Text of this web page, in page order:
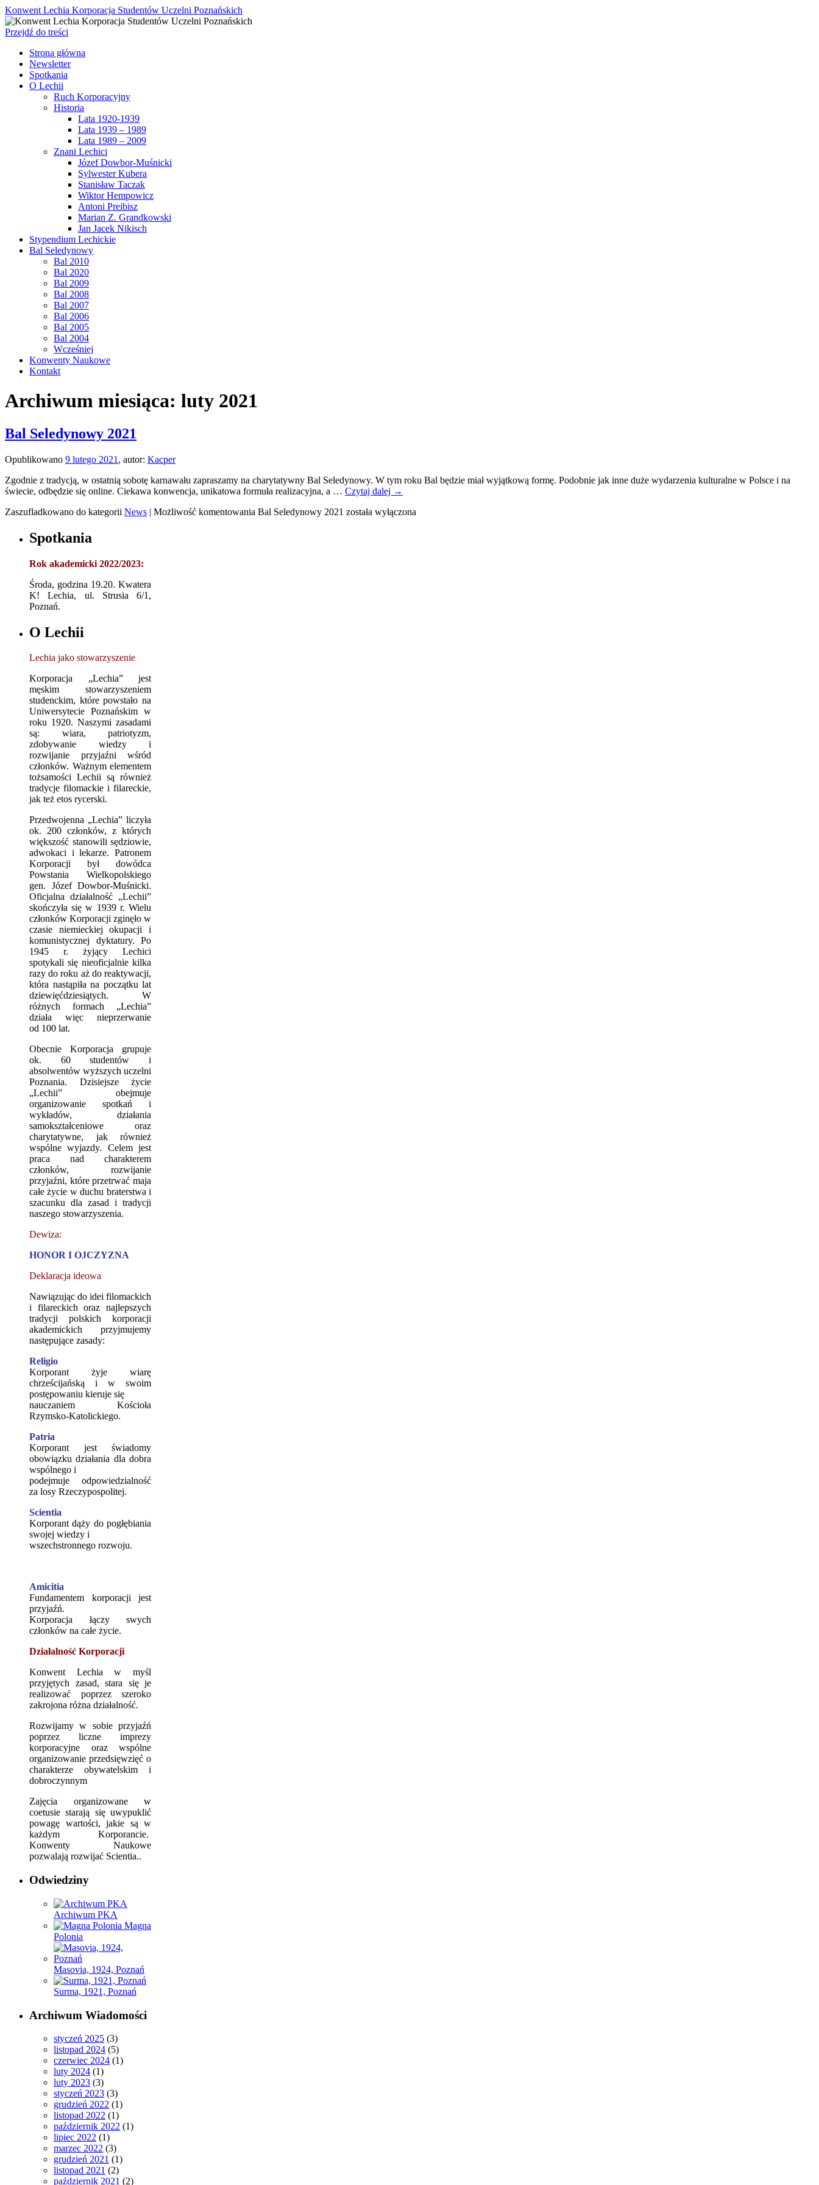
Konwent Lechia Korporacja Studentów Uczelni Poznańskich
Przejdź do treści
Strona główna
Newsletter
Spotkania
O Lechii
Ruch Korporacyjny
Historia
Lata 1920-1939
Lata 1939 – 1989
Lata 1989 – 2009
Znani Lechici
Józef Dowbor-Muśnicki
Sylwester Kubera
Stanisław Taczak
Wiktor Hempowicz
Antoni Preibisz
Marian Z. Grandkowski
Jan Jacek Nikisch
Stypendium Lechickie
Bal Seledynowy
Bal 2010
Bal 2020
Bal 2009
Bal 2008
Bal 2007
Bal 2006
Bal 2005
Bal 2004
Wcześniej
Konwenty Naukowe
Kontakt
Archiwum miesiąca: luty 2021
Bal Seledynowy 2021
Opublikowano 9 lutego 2021 , autor: Kacper
Zgodnie z tradycją, w ostatnią sobotę karnawału zapraszamy na charytatywny Bal Seledynowy. W tym roku Bal będzie miał wyjątkową formę. Podobnie jak inne duże wydarzenia kulturalne w Polsce i na
świecie, odbędzie się online. Ciekawa konwencja, unikatowa formuła realizacyjna, a … Czytaj dalej →
Zaszufladkowano do kategorii News | Możliwość komentowania Bal Seledynowy 2021 została wyłączona
Spotkania
Rok akademicki 2022/2023:
Środa, godzina 19.20. Kwatera
K! Lechia, ul. Strusia 6/1,
Poznań.
O Lechii
Lechia jako stowarzyszenie
Korporacja „Lechia” jest
męskim stowarzyszeniem
studenckim, które powstało na
Uniwersytecie Poznańskim w
roku 1920. Naszymi zasadami
są: wiara, patriotyzm,
zdobywanie wiedzy i
rozwijanie przyjaźni wśród
członków. Ważnym elementem
tożsamości Lechii są również
tradycje filomackie i filareckie,
jak też etos rycerski.
Przedwojenna „Lechia” liczyła
ok. 200 członków, z których
większość stanowili sędziowie,
adwokaci i lekarze. Patronem
Korporacji był dowódca
Powstania Wielkopolskiego
gen. Józef Dowbor-Muśnicki.
Oficjalna działalność „Lechii”
skończyła się w 1939 r. Wielu
członków Korporacji zginęło w
czasie niemieckiej okupacji i
komunistycznej dyktatury. Po
1945 r. żyjący Lechici
spotykali się nieoficjalnie kilka
razy do roku aż do reaktywacji,
która nastąpiła na początku lat
dziewięćdziesiątych. W
różnych formach „Lechia”
działa więc nieprzerwanie
od 100 lat.
Obecnie Korporacja grupuje
ok. 60 studentów i
absolwentów wyższych uczelni
Poznania. Dzisiejsze życie
„Lechii” obejmuje
organizowanie spotkań i
wykładów, działania
samokształceniowe oraz
charytatywne, jak również
wspólne wyjazdy. Celem jest
praca nad charakterem
członków, rozwijanie
przyjaźni, które przetrwać maja
całe życie w duchu braterstwa i
szacunku dla zasad i tradycji
naszego stowarzyszenia.
Dewiza:
HONOR I OJCZYZNA
Deklaracja ideowa
Nawiązując do idei filomackich
i filareckich oraz najlepszych
tradycji polskich korporacji
akademickich przyjmujemy
następujące zasady:
Religio
Korporant żyje wiarę
chrześcijańską i w swoim
postępowaniu kieruje się
nauczaniem Kościoła
Rzymsko-Katolickiego.
Patria
Korporant jest świadomy
obowiązku działania dla dobra
wspólnego i
podejmuje odpowiedzialność
za losy Rzeczypospolitej.
Scientia
Korporant dąży do pogłębiania
swojej wiedzy i
wszechstronnego rozwoju.
Amicitia
Fundamentem korporacji jest
przyjaźń.
Korporacja łączy swych
członków na całe życie.
Działalność Korporacji
Konwent Lechia w myśl
przyjętych zasad, stara się je
realizować poprzez szeroko
zakrojona różna działalność.
Rozwijamy w sobie przyjaźń
poprzez liczne imprezy
korporacyjne oraz wspólne
organizowanie przedsięwzięć o
charakterze obywatelskim i
dobroczynnym
Zajęcia organizowane w
coetusie starają się uwypuklić
powagę wartości, jakie są w
każdym Korporancie.
Konwenty Naukowe
pozwalają rozwijać Scientia..
Odwiedziny
Archiwum PKA
Magna
Polonia
Masovia, 1924, Poznań
Surma, 1921, Poznań
Archiwum Wiadomości
styczeń 2025 (3)
listopad 2024 (5)
czerwiec 2024 (1)
luty 2024 (1)
luty 2023 (3)
styczeń 2023 (3)
grudzień 2022 (1)
listopad 2022 (1)
październik 2022 (1)
lipiec 2022 (1)
marzec 2022 (3)
grudzień 2021 (1)
listopad 2021 (2)
październik 2021 (2)